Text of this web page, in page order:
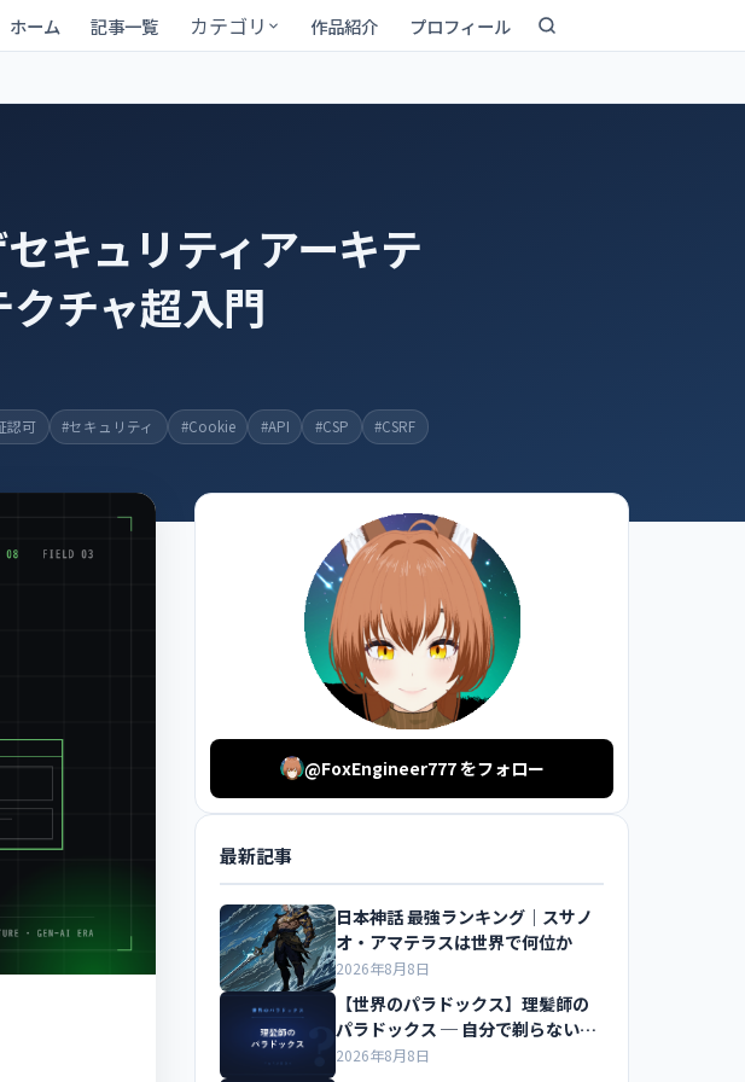
ホーム 記事一覧 カテゴリ 作品紹介 プロフィール
キュリティアーキテ
チャ超入門
認可 #セキュリティ #Cookie #API #CSP #CSRF
@FoxEngineer777 をフォロー
最新記事
日本神話 最強ランキング｜スサノ
オ・アマテラスは世界で何位か
2026年8月8日
【世界のパラドックス】理髪師の
パラドックス ─ 自分で剃らない人
だけを剃る床屋
2026年8月8日